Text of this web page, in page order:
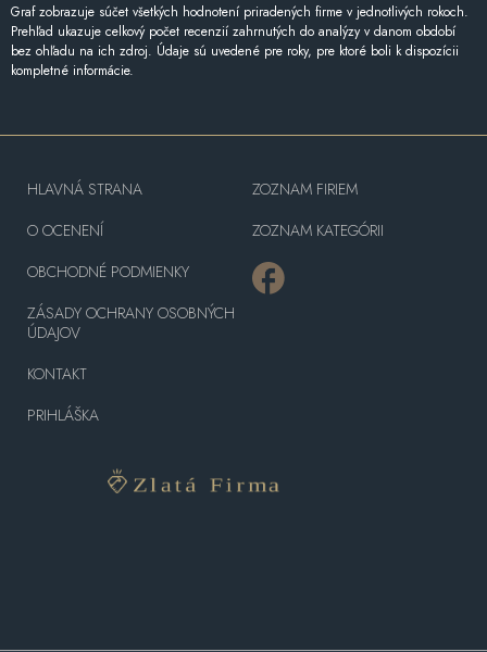
Graf zobrazuje súčet všetkých hodnotení priradených firme v jednotlivých rokoch.
Prehľad ukazuje celkový počet recenzií zahrnutých do analýzy v danom období
bez ohľadu na ich zdroj. Údaje sú uvedené pre roky, pre ktoré boli k dispozícii
kompletné informácie.
HLAVNÁ STRANA
O OCENENÍ
OBCHODNÉ PODMIENKY
ZÁSADY OCHRANY OSOBNÝCH
ÚDAJOV
KONTAKT
PRIHLÁŠKA
ZOZNAM FIRIEM
ZOZNAM KATEGÓRII